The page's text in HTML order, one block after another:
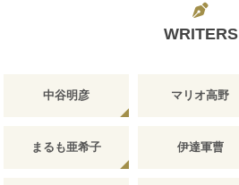
WRITERS
中谷明彦 マリオ高野
まるも亜希子 伊達軍曹